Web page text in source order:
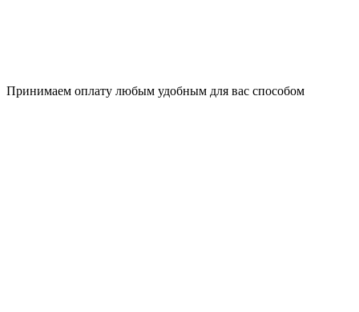
Принимаем оплату любым удобным для вас способом